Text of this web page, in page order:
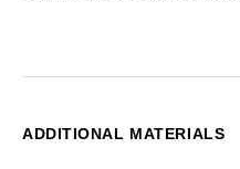
ADDITIONAL MATERIALS